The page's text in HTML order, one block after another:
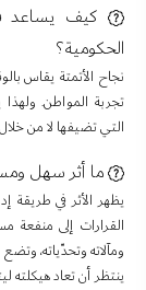
كيف يساعد
الحكومية؟
نجاح الأتمتة يقاس
تجربة المواطن.
التي تضيفها لا من
ما أثر سهل
يظهر الأثر في طريقة
القرارات إلى
ومآلاته وتحدّياته،
ينتظر أن تعاد هيكلته